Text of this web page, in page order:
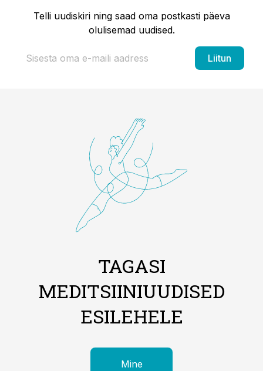
Telli uudiskiri ning saad oma postkasti päeva
olulisemad uudised.
Liitun
TAGASI
MEDITSIINIUUDISED
ESILEHELE
Mine